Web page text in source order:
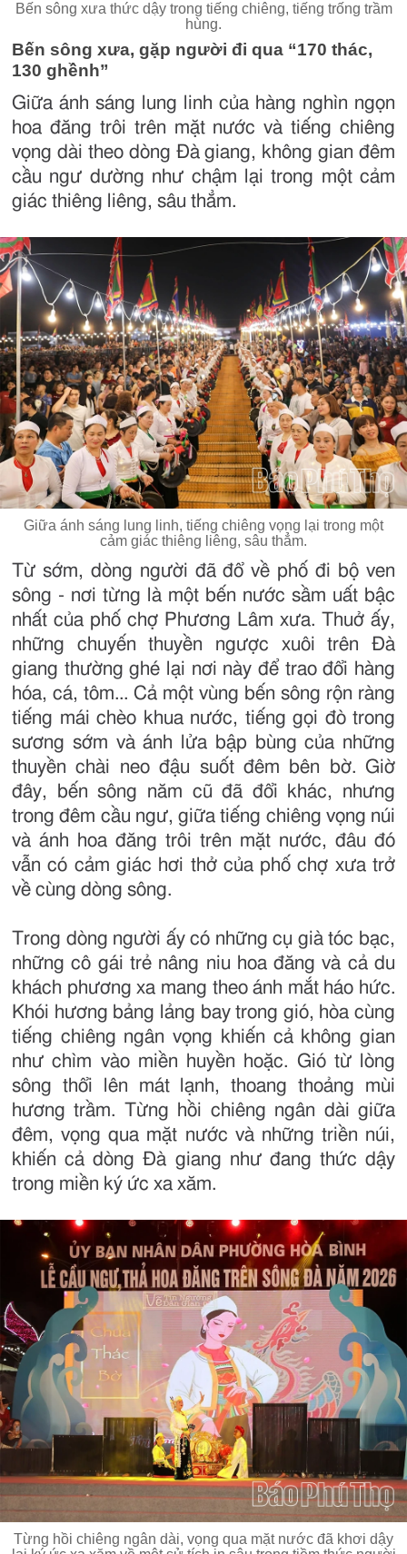
Bến sông xưa thức dậy trong tiếng chiêng, tiếng trống trầm
hùng.
Bến sông xưa, gặp người đi qua “170 thác,
130 ghềnh”
Giữa ánh sáng lung linh của hàng nghìn ngọn
hoa đăng trôi trên mặt nước và tiếng chiêng
vọng dài theo dòng Đà giang, không gian đêm
cầu ngư dường như chậm lại trong một cảm
giác thiêng liêng, sâu thẳm.
Giữa ánh sáng lung linh, tiếng chiêng vọng lại trong một
cảm giác thiêng liêng, sâu thẳm.
Từ sớm, dòng người đã đổ về phố đi bộ ven
sông - nơi từng là một bến nước sầm uất bậc
nhất của phố chợ Phương Lâm xưa. Thuở ấy,
những chuyến thuyền ngược xuôi trên Đà
giang thường ghé lại nơi này để trao đổi hàng
hóa, cá, tôm... Cả một vùng bến sông rộn ràng
tiếng mái chèo khua nước, tiếng gọi đò trong
sương sớm và ánh lửa bập bùng của những
thuyền chài neo đậu suốt đêm bên bờ. Giờ
đây, bến sông năm cũ đã đổi khác, nhưng
trong đêm cầu ngư, giữa tiếng chiêng vọng núi
và ánh hoa đăng trôi trên mặt nước, đâu đó
vẫn có cảm giác hơi thở của phố chợ xưa trở
về cùng dòng sông.
Trong dòng người ấy có những cụ già tóc bạc,
những cô gái trẻ nâng niu hoa đăng và cả du
khách phương xa mang theo ánh mắt háo hức.
Khói hương bảng lảng bay trong gió, hòa cùng
tiếng chiêng ngân vọng khiến cả không gian
như chìm vào miền huyền hoặc. Gió từ lòng
sông thổi lên mát lạnh, thoang thoảng mùi
hương trầm. Từng hồi chiêng ngân dài giữa
đêm, vọng qua mặt nước và những triền núi,
khiến cả dòng Đà giang như đang thức dậy
trong miền ký ức xa xăm.
Từng hồi chiêng ngân dài, vọng qua mặt nước đã khơi dậy